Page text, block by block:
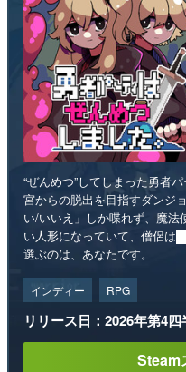
“ぜんめつ”してしまった勇者
宮からの脱出を目指すダンジ
い/いいえ」しか喋れず、魔法
い人形になっていて、僧侶は
選ぶのは、あなたです。
インディー RPG
リリース日：2026年第4四
Steam